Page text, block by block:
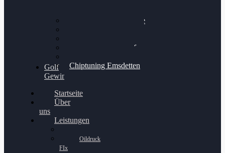
Bilgenroth Performance
Chiptuning Schüttorf
Chiptuning Emsdetten
Golf
Gewinnspiel
Startseite
Über
uns
Leistungen
Oildruck
FIx